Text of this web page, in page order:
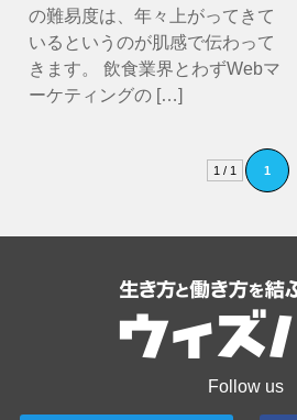
の難易度は、年々上がってきて
いるというのが肌感で伝わって
きます。 飲食業界とわずWebマ
ーケティングの […]
1 / 1 1
Follow us